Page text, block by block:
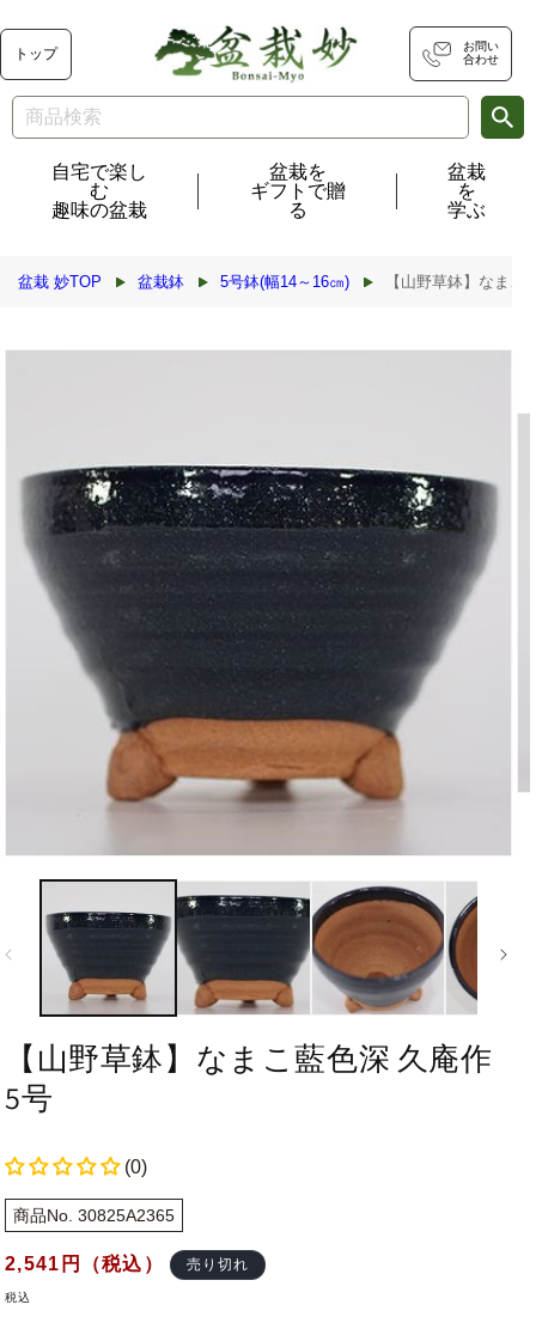
ンツに
進む
トップ
お問い
合わせ
自宅で楽し
む
趣味の盆栽
盆栽を
ギフトで贈
る
盆栽
を
学ぶ
盆栽 妙TOP 盆栽鉢 5号鉢(幅14～16㎝) 【山野草鉢】なまこ
商品情
【山野草鉢】なまこ藍色深 久庵作
5号
(0)
商品No. 30825A2365
通
常
2,541 円（税込） 売り切れ
税込